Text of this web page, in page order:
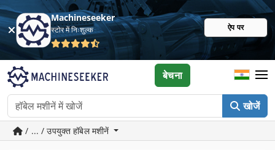
Machineseeker
स्टोर में निःशुल्क ऐप पर
खोजें
बेचना
/ ... / उपयुक्त हॉबेल मशीनें